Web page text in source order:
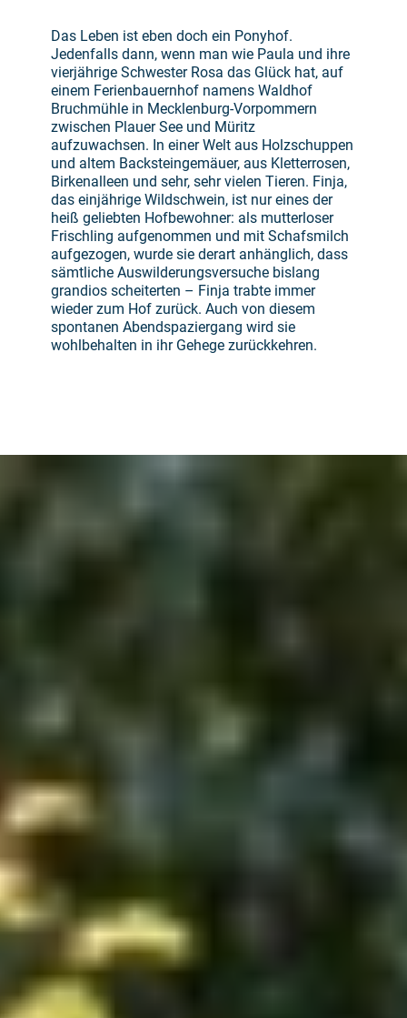
Das Leben ist eben doch ein Ponyhof.
Jedenfalls dann, wenn man wie Paula und ihre
vierjährige Schwester Rosa das Glück hat, auf
einem Ferienbauernhof namens Waldhof
Bruchmühle in Mecklenburg-Vorpommern
zwischen Plauer See und Müritz
aufzuwachsen. In einer Welt aus Holzschuppen
und altem Backsteingemäuer, aus Kletterrosen,
Birkenalleen und sehr, sehr vielen Tieren. Finja,
das einjährige Wildschwein, ist nur eines der
heiß geliebten Hofbewohner: als mutterloser
Frischling aufgenommen und mit Schafsmilch
aufgezogen, wurde sie derart anhänglich, dass
sämtliche Auswilderungsversuche bislang
grandios scheiterten – Finja trabte immer
wieder zum Hof zurück. Auch von diesem
spontanen Abendspaziergang wird sie
wohlbehalten in ihr Gehege zurückkehren.